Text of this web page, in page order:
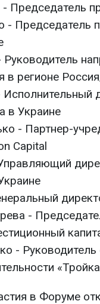
Председатель
Председатель
в регионе
в Украине
- Партнер-
Capital
-
- Руководитель
в Форуме